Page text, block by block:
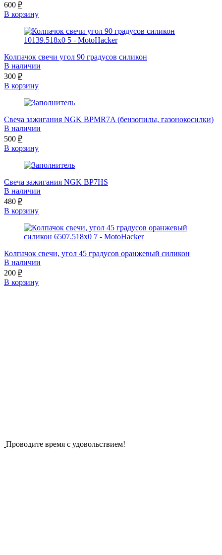
600 ₽
В корзину
Колпачок свечи угол 90 градусов силикон
В наличии
300 ₽
В корзину
Свеча зажигания NGK BPMR7A (бензопилы, газонокосилки)
В наличии
500 ₽
В корзину
Свеча зажигания NGK BP7HS
В наличии
480 ₽
В корзину
Колпачок свечи, угол 45 градусов оранжевый силикон
В наличии
200 ₽
В корзину
Проводите время с удовольствием!